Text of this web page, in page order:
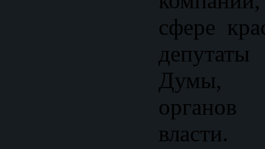
сфере
депутаты
Думы,
органов
власти.